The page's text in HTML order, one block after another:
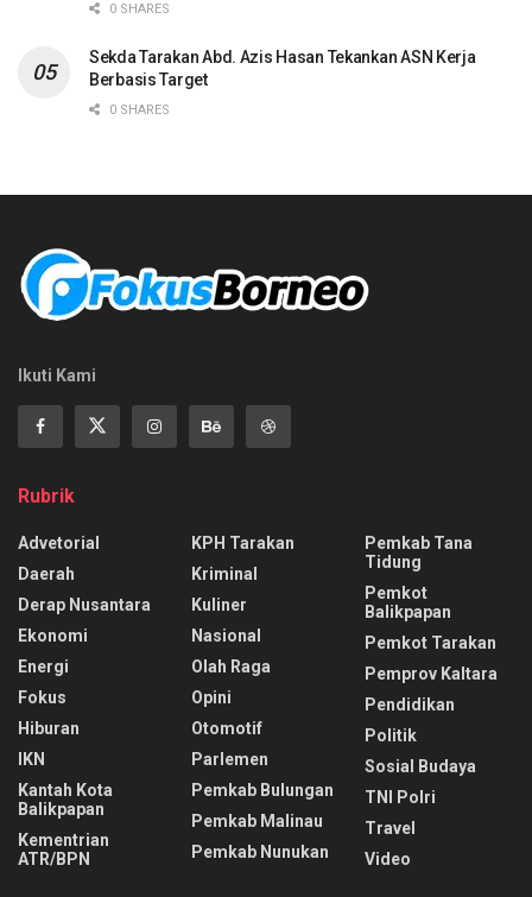
0 SHARES
Sekda Tarakan Abd. Azis Hasan Tekankan ASN Kerja
Berbasis Target
0 SHARES
Ikuti Kami
Rubrik
Advetorial
Daerah
Derap Nusantara
Ekonomi
Energi
Fokus
Hiburan
IKN
Kantah Kota
Balikpapan
Kementrian
ATR/BPN
KPH Tarakan
Kriminal
Kuliner
Nasional
Olah Raga
Opini
Otomotif
Parlemen
Pemkab Bulungan
Pemkab Malinau
Pemkab Nunukan
Pemkab Tana
Tidung
Pemkot
Balikpapan
Pemkot Tarakan
Pemprov Kaltara
Pendidikan
Politik
Sosial Budaya
TNI Polri
Travel
Video